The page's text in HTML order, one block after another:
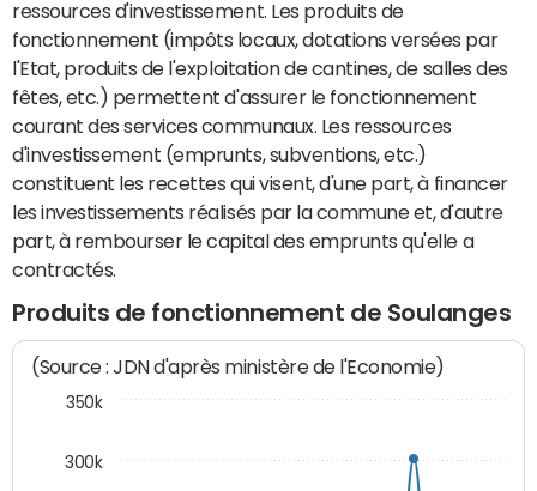
ressources d'investissement. Les produits de
fonctionnement (impôts locaux, dotations versées par
l'Etat, produits de l'exploitation de cantines, de salles des
fêtes, etc.) permettent d'assurer le fonctionnement
courant des services communaux. Les ressources
d'investissement (emprunts, subventions, etc.)
constituent les recettes qui visent, d'une part, à financer
les investissements réalisés par la commune et, d'autre
part, à rembourser le capital des emprunts qu'elle a
contractés.
Produits de fonctionnement de Soulanges
(Source : JDN d'après ministère de l'Economie)
300k
350k